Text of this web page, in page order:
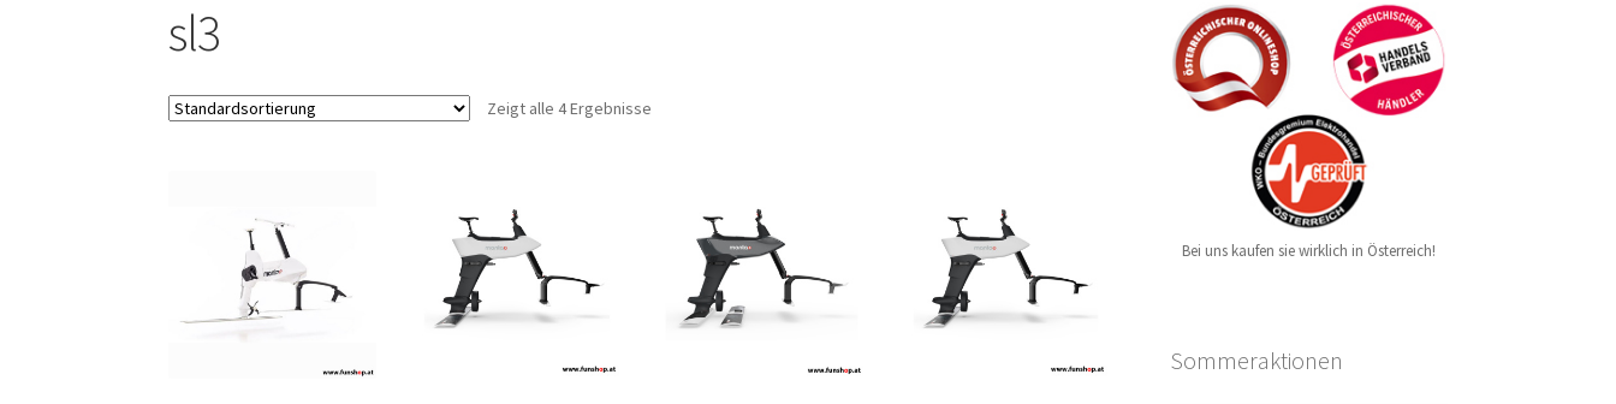
sl3
Zeigt alle 4 Ergebnisse
Bei uns kaufen sie wirklich in Österreich!
Sommeraktionen